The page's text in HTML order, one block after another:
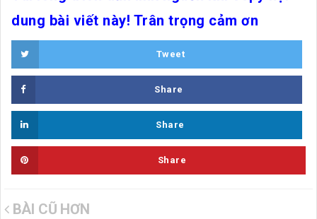
dung bài viết này! Trân trọng cảm ơn
Tweet
Share
Share
Share
BÀI CŨ HƠN